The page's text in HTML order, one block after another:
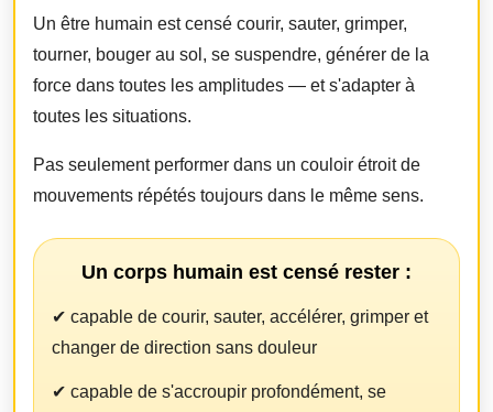
Un être humain est censé courir, sauter, grimper,
tourner, bouger au sol, se suspendre, générer de la
force dans toutes les amplitudes — et s'adapter à
toutes les situations.
Pas seulement performer dans un couloir étroit de
mouvements répétés toujours dans le même sens.
Un corps humain est censé rester :
✔ capable de courir, sauter, accélérer, grimper et
changer de direction sans douleur
✔ capable de s'accroupir profondément, se